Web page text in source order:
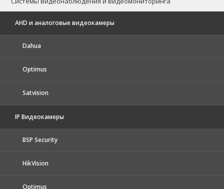
AHD и аналоговые видеокамеры
Dahua
Optimus
Satvision
IP Видеокамеры
BSP Security
HikVision
Optimus